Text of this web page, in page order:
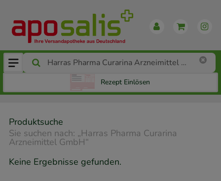
Rezept Einlösen
Produktsuche
Sie suchen nach: „Harras Pharma Curarina
Arzneimittel GmbH“
Keine Ergebnisse gefunden.